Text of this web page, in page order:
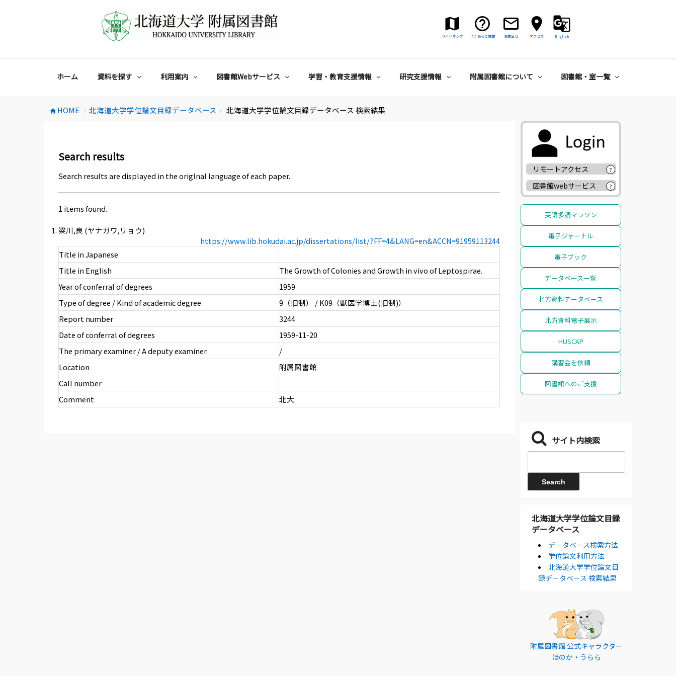
サイトマップ よくあるご質問 お問合せ アクセス English
ホーム 資料を探す 利用案内 図書館Webサービス 学習・教育支援情報 研究支援情報 附属図書館について 図書館・室一覧
home HOME chevron_right 北海道大学学位論文目録データベース chevron_right 北海道大学学位論文目録データベース 検索結果
Search results
Search results are displayed in the origlnal language of each paper.
1 items found.
梁川,良 (ヤナガワ,リョウ)
https://www.lib.hokudai.ac.jp/dissertations/list/?FF=4&LANG=en&ACCN=91959113244
Title in Japanese
Title in English
The Growth of Colonies and Growth in vivo of Leptospirae.
Year of conferral of degrees
1959
Type of degree / Kind of academic degree
9（旧制） / K09（獣医学博士(旧制)）
Report number
3244
Date of conferral of degrees
1959-11-20
The primary examiner / A deputy examiner
/
Location
附属図書館
Call number
Comment
北大
リモートアクセス ?
図書館webサービス ?
英語多読マラソン
電子ジャーナル
電子ブック
データベース一覧
北方資料データベース
北方資料電子展示
HUSCAP
講習会を依頼
図書館へのご支援
サイト内検索
北海道大学学位論文目録
データベース
データベース検索方法
学位論文利用方法
北海道大学学位論文目
録データベース 検索結果
附属図書館 公式キャラクター
ほのか・うらら